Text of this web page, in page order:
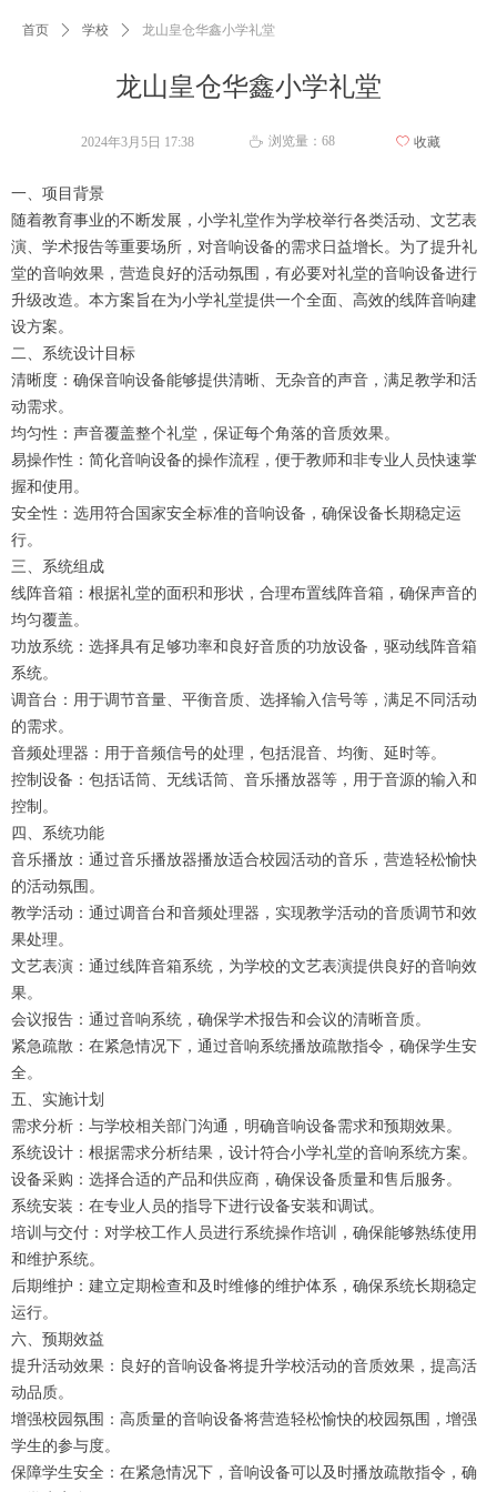
龙山皇仓华鑫小学礼堂
首页 ꄲ 学校 ꄲ 龙山皇仓华鑫小学礼堂
一、项目背景
随着教育事业的不断发展，小学礼堂作为学校举行各类活动、文艺表
演、学术报告等重要场所，对音响设备的需求日益增长。为了提升礼
堂的音响效果，营造良好的活动氛围，有必要对礼堂的音响设备进行
升级改造。本方案旨在为小学礼堂提供一个全面、高效的线阵音响建
设方案。
二、系统设计目标
清晰度：确保音响设备能够提供清晰、无杂音的声音，满足教学和活
动需求。
均匀性：声音覆盖整个礼堂，保证每个角落的音质效果。
易操作性：简化音响设备的操作流程，便于教师和非专业人员快速掌
握和使用。
安全性：选用符合国家安全标准的音响设备，确保设备长期稳定运
行。
三、系统组成
线阵音箱：根据礼堂的面积和形状，合理布置线阵音箱，确保声音的
均匀覆盖。
功放系统：选择具有足够功率和良好音质的功放设备，驱动线阵音箱
系统。
调音台：用于调节音量、平衡音质、选择输入信号等，满足不同活动
的需求。
音频处理器：用于音频信号的处理，包括混音、均衡、延时等。
控制设备：包括话筒、无线话筒、音乐播放器等，用于音源的输入和
控制。
四、系统功能
音乐播放：通过音乐播放器播放适合校园活动的音乐，营造轻松愉快
的活动氛围。
教学活动：通过调音台和音频处理器，实现教学活动的音质调节和效
果处理。
文艺表演：通过线阵音箱系统，为学校的文艺表演提供良好的音响效
果。
会议报告：通过音响系统，确保学术报告和会议的清晰音质。
紧急疏散：在紧急情况下，通过音响系统播放疏散指令，确保学生安
全。
五、实施计划
需求分析：与学校相关部门沟通，明确音响设备需求和预期效果。
系统设计：根据需求分析结果，设计符合小学礼堂的音响系统方案。
设备采购：选择合适的产品和供应商，确保设备质量和售后服务。
系统安装：在专业人员的指导下进行设备安装和调试。
培训与交付：对学校工作人员进行系统操作培训，确保能够熟练使用
和维护系统。
后期维护：建立定期检查和及时维修的维护体系，确保系统长期稳定
运行。
六、预期效益
提升活动效果：良好的音响设备将提升学校活动的音质效果，提高活
动品质。
增强校园氛围：高质量的音响设备将营造轻松愉快的校园氛围，增强
学生的参与度。
保障学生安全：在紧急情况下，音响设备可以及时播放疏散指令，确
2024年3月5日 17:38 ꄘ 浏览量： 68 ꄀ 收藏